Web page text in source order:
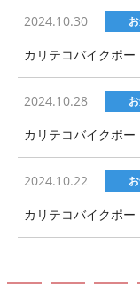
2024.10.30
カリテコバイクポー
2024.10.28
カリテコバイクポー
2024.10.22
カリテコバイクポー